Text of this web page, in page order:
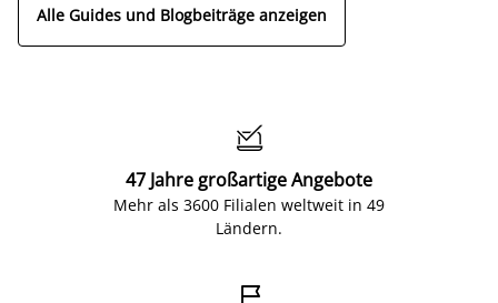
Alle Guides und Blogbeiträge anzeigen

47 Jahre großartige Angebote
Mehr als 3600 Filialen weltweit in 49
Ländern.
